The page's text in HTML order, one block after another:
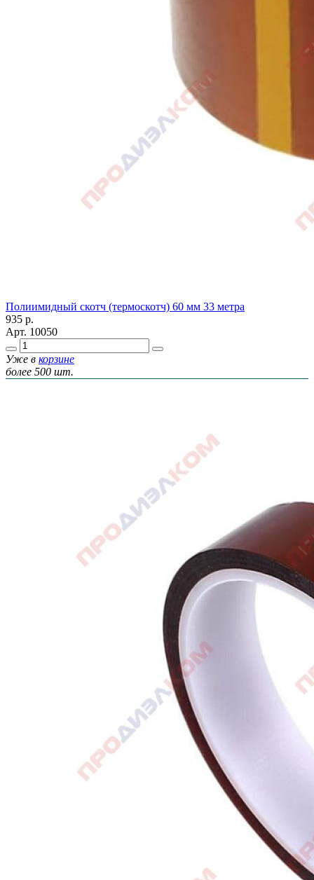
Полиимидный скотч (термоскотч) 60 мм 33 метра
935 р.
Арт. 10050
Уже в корзине
более 500 шт.